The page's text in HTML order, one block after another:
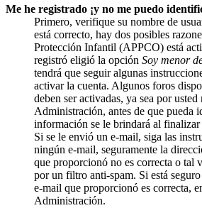
Me he registrado ¡y no me puedo
Primero, verifique su nombre de
está correcto, hay dos posibles
Protección Infantil (APPCO) está
registró eligió la opción Soy menor
tendrá que seguir algunas
activar la cuenta. Algunos foros
deben ser activadas, ya sea por
Administración, antes de que pueda
información se le brindará al finalizar
Si se le envió un e-mail, siga las
ningún e-mail, seguramente la
que proporcionó no es correcta o tal
por un filtro anti-spam. Si está
e-mail que proporcionó es correcta,
Administración.